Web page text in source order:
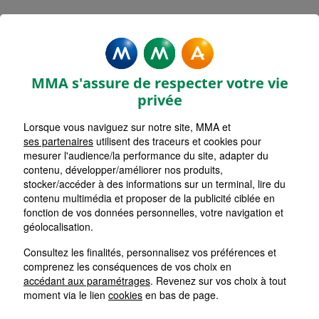
LARIBOISIERE
Accueil Assurance Bretagne
Assurance Ille-et-Vilaine (35)
Assurance Fougères (35300)
MMA s'assure de respecter votre vie
privée
Lorsque vous naviguez sur notre site, MMA et
ses partenaires utilisent des traceurs et cookies pour
mesurer l'audience/la performance du site, adapter du
contenu, développer/améliorer nos produits,
stocker/accéder à des informations sur un terminal, lire du
contenu multimédia et proposer de la publicité ciblée en
fonction de vos données personnelles, votre navigation et
géolocalisation.
Consultez les finalités, personnalisez vos préférences et
comprenez les conséquences de vos choix en
accédant aux paramétrages. Revenez sur vos choix à tout
moment via le lien cookies en bas de page.